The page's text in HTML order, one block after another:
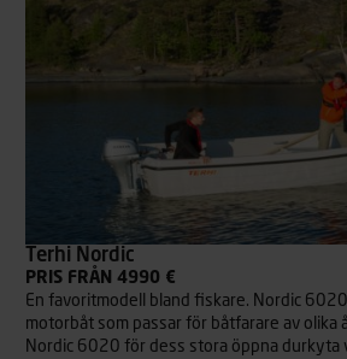
Terhi Nordic
PRIS FRÅN 4990 €
En favoritmodell bland fiskare. Nordic
motorbåt som passar för båtfarare av olika
Nordic 6020 för dess stora öppna durkyta